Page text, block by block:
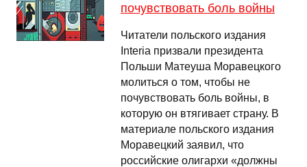
почувствовать боль войны
Читатели польского издания
Interia призвали президента
Польши Матеуша Моравецкого
молиться о том, чтобы не
почувствовать боль войны, в
которую он втягивает страну. В
материале польского издания
Моравецкий заявил, что
российские олигархи «должны